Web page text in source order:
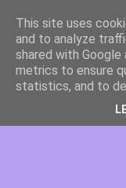
This site uses
and to analyze
shared with
metrics to ensure
statistics, and to